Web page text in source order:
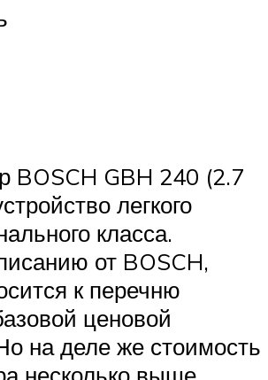
BOSCH GBH 240 (2.7
легкого
класса.
от BOSCH,
к перечню
ценовой
на деле же стоимость